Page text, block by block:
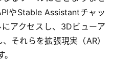
やStable Assistantチャッ
アクセスし、3Dビューア
それらを拡張現実（AR）